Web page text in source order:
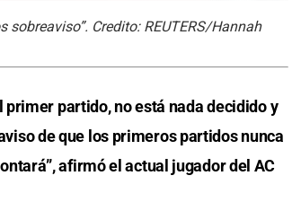
Credito: REUTERS/Hannah
primer partido, no está nada decidido y
de que los primeros partidos nunca
afirmó el actual jugador del AC